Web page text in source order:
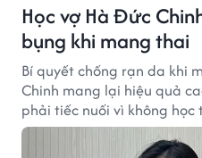
Học vợ Hà Đức
bụng khi mang thai
Bí quyết chống rạn da khi
Chinh mang lại hiệu quả
phải tiếc nuối vì không học